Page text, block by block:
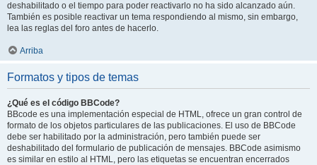
deshabilitado o el tiempo para poder reactivarlo no ha sido alcanzado aún.
También es posible reactivar un tema respondiendo al mismo, sin embargo,
lea las reglas del foro antes de hacerlo.
Arriba
Formatos y tipos de temas
¿Qué es el código BBCode?
BBcode es una implementación especial de HTML, ofrece un gran control de
formato de los objetos particulares de las publicaciones. El uso de BBCode
debe ser habilitado por la administración, pero también puede ser
deshabilitado del formulario de publicación de mensajes. BBCode asimismo
es similar en estilo al HTML, pero las etiquetas se encuentran encerrados